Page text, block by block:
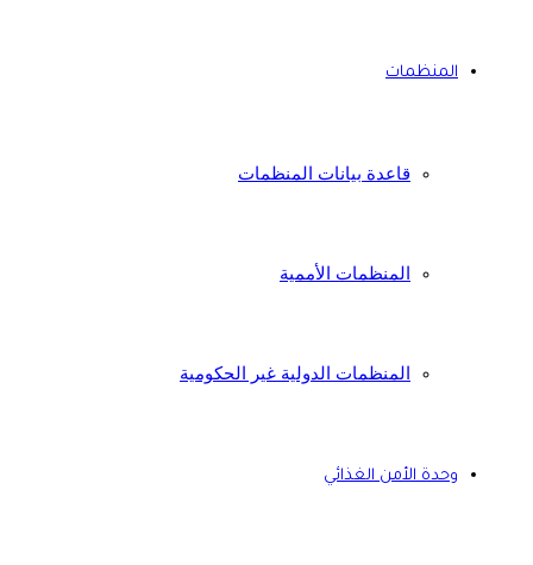
المنظمات
قاعدة بيانات المنظمات
المنظمات الأممية
المنظمات الدولية غير الحكومية
وحدة الأمن الغذائي